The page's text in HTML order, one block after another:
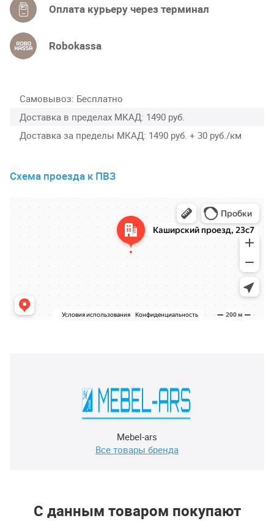
Оплата курьеру через терминал
Robokassa
Самовывоз Бесплатно
Доставка в пределах МКАД 1490 руб.
Доставка за пределы МКАД 1490 руб. + 30 руб./км
Схема проезда к ПВЗ
Mebel-ars
Все товары бренда
С данным товаром покупают